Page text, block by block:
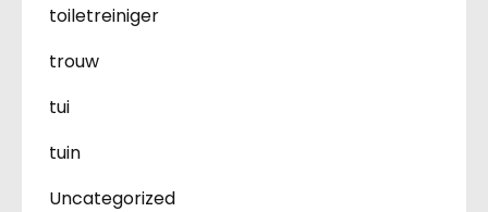
toiletreiniger
trouw
tui
tuin
Uncategorized